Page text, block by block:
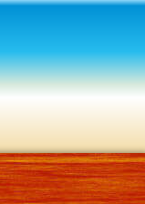
放送内容